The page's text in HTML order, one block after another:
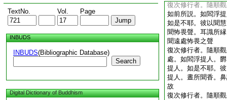
TextNo. Vol. Page
INBUDS
INBUDS(Bibliographic Database)
Search
Digital Dictionary of Buddhism
復次修行者。隨順
如前所説。如閻浮
如是不耶。彼以聞
聞怖畏聲。耳識所
聞遠處怖畏之聲
復次修行者。隨順
處。如閻浮提人。
提人。如是不耶。
提人。晝所聞香。
故
復次修行者。隨順